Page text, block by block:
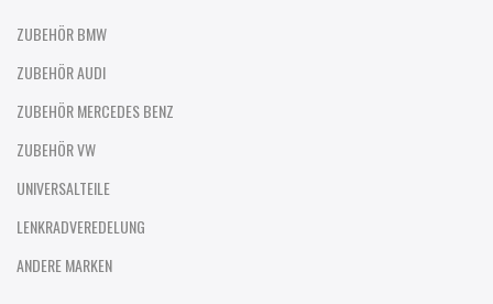
ZUBEHÖR BMW
ZUBEHÖR AUDI
ZUBEHÖR MERCEDES BENZ
ZUBEHÖR VW
UNIVERSALTEILE
LENKRADVEREDELUNG
ANDERE MARKEN